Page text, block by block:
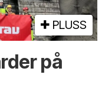
PLUSS
på